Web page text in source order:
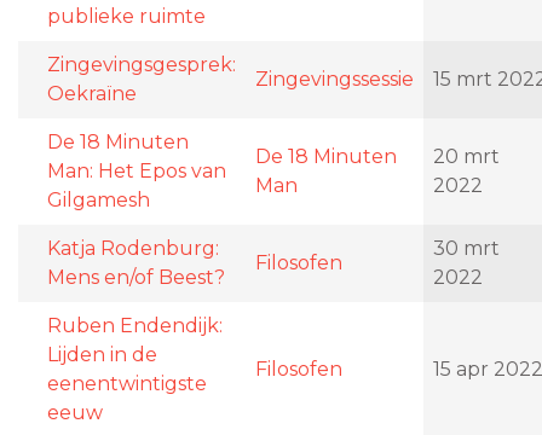
publieke ruimte
Zingevingsgesprek:
Oekraïne
Zingevingssessie 15 mrt
De 18 Minuten
Man: Het Epos van
Gilgamesh
De 18 Minuten
Man
20 mrt
2022
Katja Rodenburg:
Mens en/of Beest?
Filosofen
30 mrt
2022
Ruben Endendijk:
Lijden in de
eenentwintigste
eeuw
Filosofen 15 apr 2022